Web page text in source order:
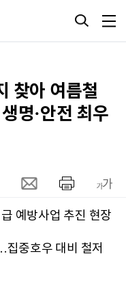
찾아 여름철
명·안전 최우
예방사업 추진 현장
중호우 대비 철저